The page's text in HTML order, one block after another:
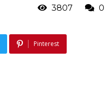
3807 0
Pinterest